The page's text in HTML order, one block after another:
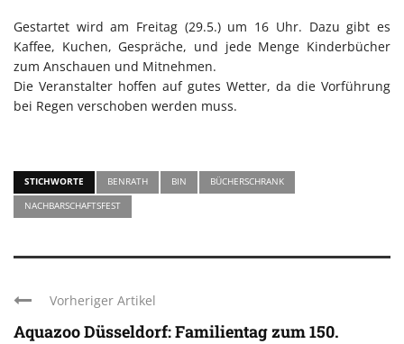
Gestartet wird am Freitag (29.5.) um 16 Uhr. Dazu gibt es
Kaffee, Kuchen, Gespräche, und jede Menge Kinderbücher
zum Anschauen und Mitnehmen.
Die Veranstalter hoffen auf gutes Wetter, da die Vorführung
bei Regen verschoben werden muss.
STICHWORTE BENRATH BIN
BÜCHERSCHRANK
NACHBARSCHAFTSFEST
Vorheriger Artikel
Aquazoo Düsseldorf: Familientag zum 150.